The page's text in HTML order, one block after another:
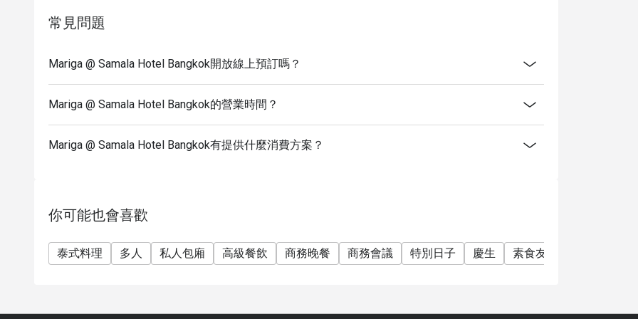
常見問題
Mariga @ Samala Hotel Bangkok開放線上預訂嗎？
Mariga @ Samala Hotel Bangkok的營業時間？
Mariga @ Samala Hotel Bangkok有提供什麼消費方案？
你可能也會喜歡
泰式料理 多人 私人包廂 高級餐飲 商務晚餐 商務會議 特別日子 慶生 素食友善